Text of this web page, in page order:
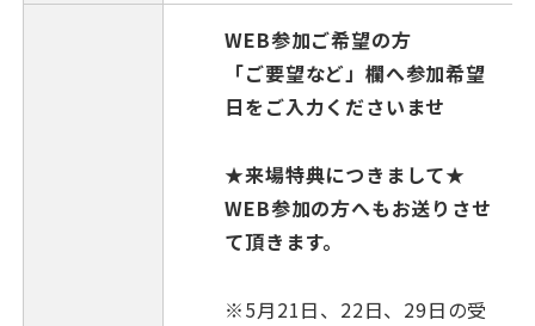
WEB参加ご希望の方
「ご要望など」欄へ参加希望
日をご入力くださいませ
★来場特典につきまして★
WEB参加の方へもお送りさせ
て頂きます。
※5月21日、22日、29日の受